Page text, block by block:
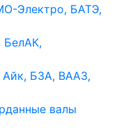
Электро, БАТЭ,
БелАК,
БЗА, ВААЗ,
валы